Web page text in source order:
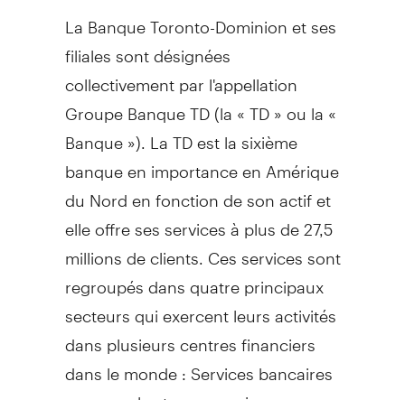
La Banque Toronto-Dominion et ses
filiales sont désignées
collectivement par l'appellation
Groupe Banque TD (la « TD » ou la «
Banque »). La TD est la sixième
banque en importance en Amérique
du Nord en fonction de son actif et
elle offre ses services à plus de 27,5
millions de clients. Ces services sont
regroupés dans quatre principaux
secteurs qui exercent leurs activités
dans plusieurs centres financiers
dans le monde : Services bancaires